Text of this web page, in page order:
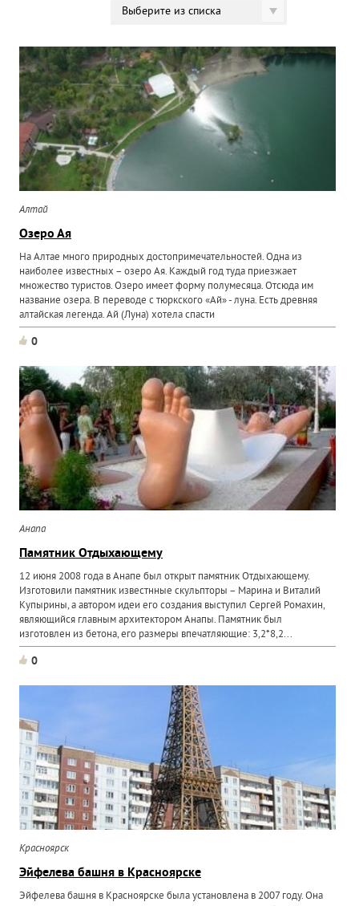
Выберите из списка
Алтай
Озеро Ая
На Алтае много природных достопримечательностей. Одна из
наиболее известных – озеро Ая. Каждый год туда приезжает
множество туристов. Озеро имеет форму полумесяца. Отсюда им
название озера. В переводе с тюркского «Ай» - луна. Есть древняя
алтайская легенда. Ай (Луна) хотела спасти
0
Анапа
Памятник Отдыхающему
12 июня 2008 года в Анапе был открыт памятник Отдыхающему.
Изготовили памятник известнные скульпторы – Марина и Виталий
Купырины, а автором идеи его создания выступил Сергей Ромахин,
являющийся главным архитектором Анапы. Памятник был
изготовлен из бетона, его размеры впечатляющие: 3,2*8,2...
0
Красноярск
Эйфелева башня в Красноярске
Эйфелева башня в Красноярске была установлена в 2007 году. Она